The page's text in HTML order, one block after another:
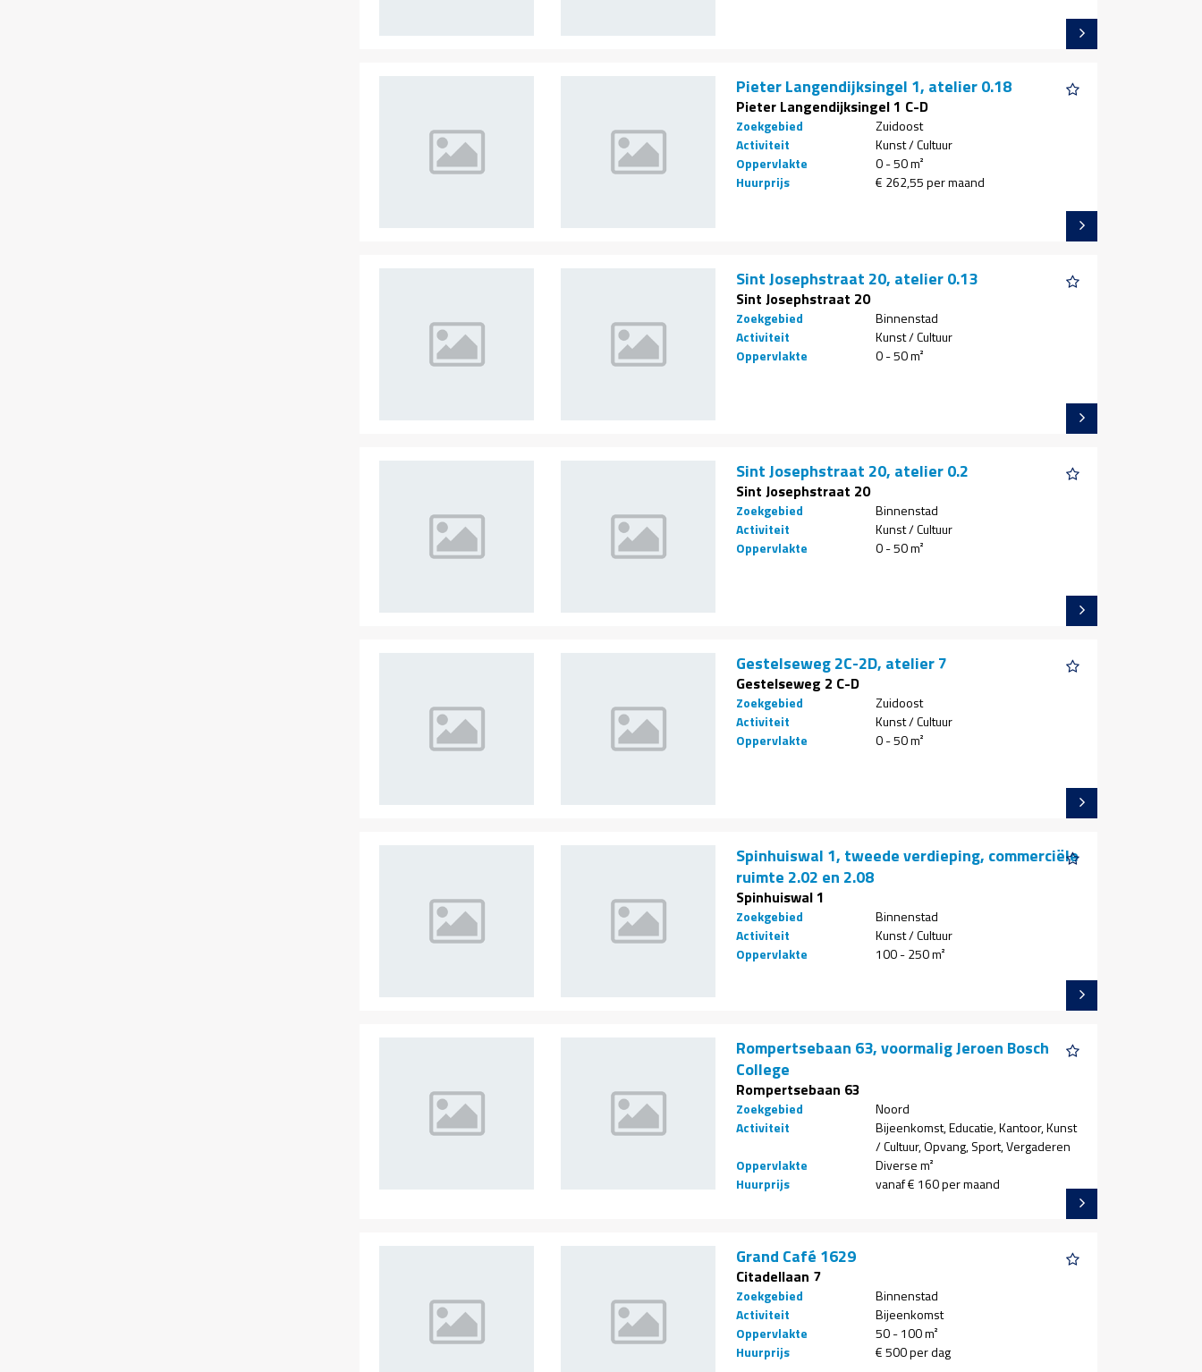
Pieter Langendijksingel 1, atelier 0.18
Pieter Langendijksingel 1 C-D
Zoekgebied
Zuidoost
Activiteit
Kunst / Cultuur
Oppervlakte
0 - 50 m²
Huurprijs
€ 262,55 per maand
Sint Josephstraat 20, atelier 0.13
Sint Josephstraat 20
Zoekgebied
Binnenstad
Activiteit
Kunst / Cultuur
Oppervlakte
0 - 50 m²
Sint Josephstraat 20, atelier 0.2
Sint Josephstraat 20
Zoekgebied
Binnenstad
Activiteit
Kunst / Cultuur
Oppervlakte
0 - 50 m²
Gestelseweg 2C-2D, atelier 7
Gestelseweg 2 C-D
Zoekgebied
Zuidoost
Activiteit
Kunst / Cultuur
Oppervlakte
0 - 50 m²
Spinhuiswal 1, tweede verdieping, commerciële
ruimte 2.02 en 2.08
Spinhuiswal 1
Zoekgebied
Binnenstad
Activiteit
Kunst / Cultuur
Oppervlakte
100 - 250 m²
Rompertsebaan 63, voormalig Jeroen Bosch
College
Rompertsebaan 63
Zoekgebied
Noord
Activiteit
Bijeenkomst, Educatie, Kantoor, Kunst
/ Cultuur, Opvang, Sport, Vergaderen
Oppervlakte
Diverse m²
Huurprijs
vanaf € 160 per maand
Grand Café 1629
Citadellaan 7
Zoekgebied
Binnenstad
Activiteit
Bijeenkomst
Oppervlakte
50 - 100 m²
Huurprijs
€ 500 per dag